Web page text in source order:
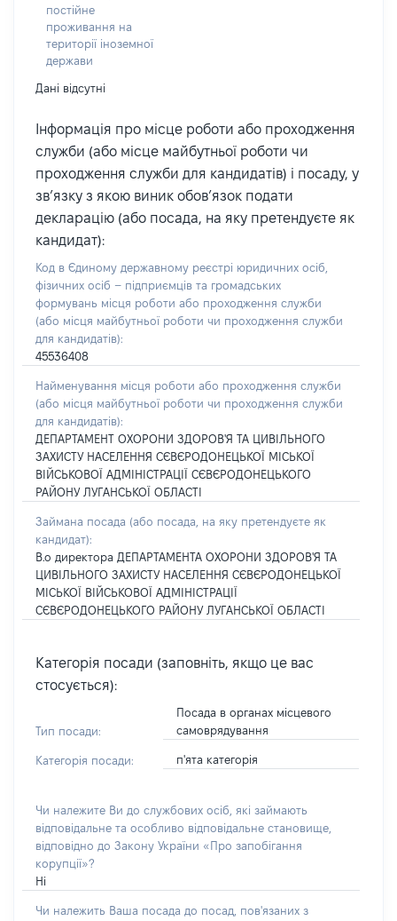
постійне
проживання на
території іноземної
держави
Дані відсутні
Інформація про місце роботи або проходження
служби (або місце майбутньої роботи чи
проходження служби для кандидатів) і посаду, у
зв’язку з якою виник обов’язок подати
декларацію (або посада, на яку претендуєте як
кандидат):
Код в Єдиному державному реєстрі юридичних осіб,
фізичних осіб – підприємців та громадських
формувань місця роботи або проходження служби
(або місця майбутньої роботи чи проходження служби
для кандидатів):
45536408
Найменування місця роботи або проходження служби
(або місця майбутньої роботи чи проходження служби
для кандидатів):
ДЕПАРТАМЕНТ ОХОРОНИ ЗДОРОВ'Я ТА ЦИВІЛЬНОГО
ЗАХИСТУ НАСЕЛЕННЯ СЄВЄРОДОНЕЦЬКОЇ МІСЬКОЇ
ВІЙСЬКОВОЇ АДМІНІСТРАЦІЇ СЄВЄРОДОНЕЦЬКОГО
РАЙОНУ ЛУГАНСЬКОЇ ОБЛАСТІ
Займана посада (або посада, на яку претендуєте як
кандидат):
В.о директора ДЕПАРТАМЕНТА ОХОРОНИ ЗДОРОВ'Я ТА
ЦИВІЛЬНОГО ЗАХИСТУ НАСЕЛЕННЯ СЄВЄРОДОНЕЦЬКОЇ
МІСЬКОЇ ВІЙСЬКОВОЇ АДМІНІСТРАЦІЇ
СЄВЄРОДОНЕЦЬКОГО РАЙОНУ ЛУГАНСЬКОЇ ОБЛАСТІ
Категорія посади (заповніть, якщо це вас
стосується):
Тип посади:
Посада в органах місцевого
самоврядування
Категорія посади: п'ята категорія
Чи належите Ви до службових осіб, які займають
відповідальне та особливо відповідальне становище,
відповідно до Закону України «Про запобігання
корупції»?
Ні
Чи належить Ваша посада до посад, пов'язаних з